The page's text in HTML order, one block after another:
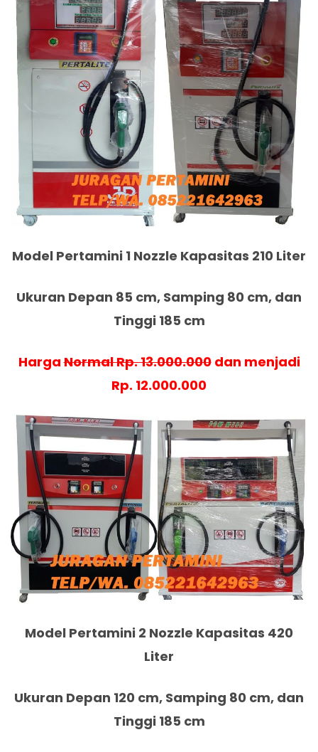
Model Pertamini 1 Nozzle Kapasitas 210 Liter
Ukuran Depan 85 cm, Samping 80 cm, dan
Tinggi 185 cm
HargaNormal Rp. 13.000.000dan menjadi
Rp. 12.000.000
Model Pertamini 2 Nozzle Kapasitas 420
Liter
Ukuran Depan 120 cm, Samping 80 cm, dan
Tinggi 185 cm